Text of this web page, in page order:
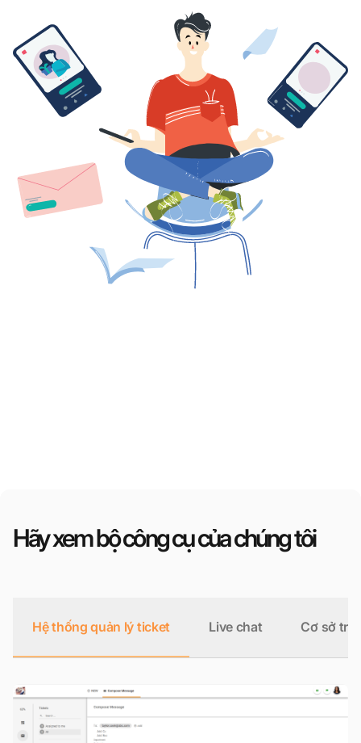
Hãy xem bộ công cụ của chúng tôi
Hệ thống quản lý ticket Live chat Cơ sở tri